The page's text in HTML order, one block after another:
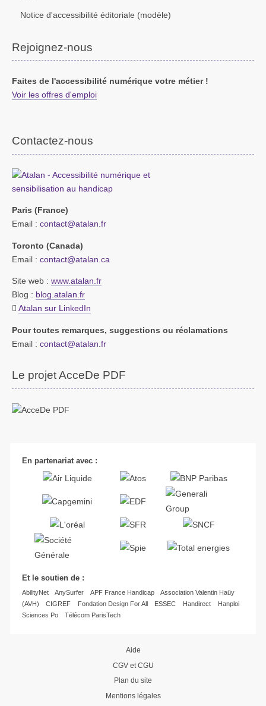
Notice d'accessibilité éditoriale (modèle)
Rejoignez-nous
Faites de l'accessibilité numérique votre métier !
Voir les offres d'emploi
Contactez-nous
Paris (France)
Email : contact@atalan.fr
Toronto (Canada)
Email : contact@atalan.ca
Site web : www.atalan.fr
Blog : blog.atalan.fr
Atalan sur LinkedIn
Pour toutes remarques, suggestions ou réclamations
Email : contact@atalan.fr
Le projet AcceDe PDF
En partenariat avec :
Et le soutien de :
AbilityNet AnySurfer APF France Handicap
Association Valentin Haüy
(AVH)
CIGREF Fondation Design For All ESSEC Handirect
Hanploi
Sciences Po
Télécom ParisTech
Aide
CGV et CGU
Plan du site
Mentions légales